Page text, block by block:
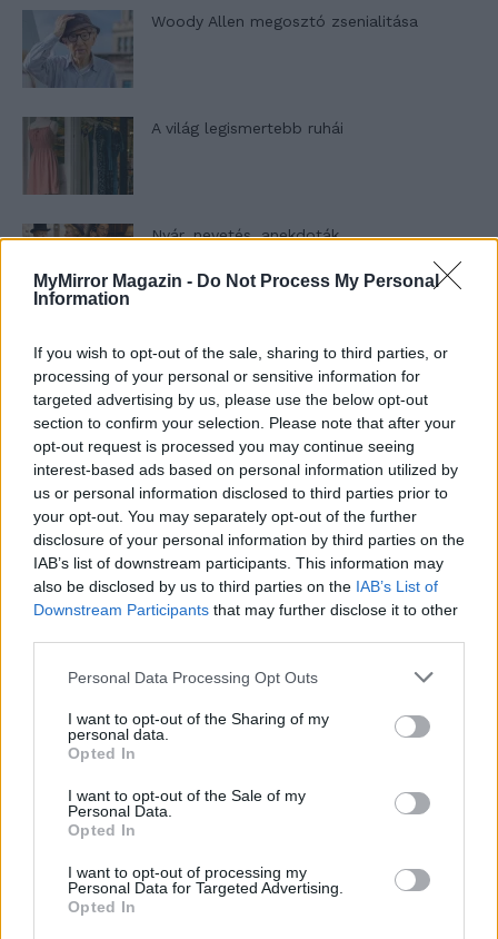
MyMirror Magazin - Do Not Process My Personal
Information
If you wish to opt-out of the sale, sharing to third parties, or
processing of your personal or sensitive information for
targeted advertising by us, please use the below opt-out
section to confirm your selection. Please note that after your
opt-out request is processed you may continue seeing
interest-based ads based on personal information utilized by
us or personal information disclosed to third parties prior to
your opt-out. You may separately opt-out of the further
disclosure of your personal information by third parties on the
IAB’s list of downstream participants. This information may
also be disclosed by us to third parties on the IAB’s List of
Downstream Participants that may further disclose it to other
Personal Data Processing Opt Outs
I want to opt-out of the Sharing of my
personal data.
Opted In
I want to opt-out of the Sale of my
Personal Data.
Opted In
I want to opt-out of processing my
Personal Data for Targeted Advertising.
Opted In
Woody Allen megosztó zsenialitása
A világ legismertebb ruhái
Nyár, nevetés, anekdoták
Képtelenek vagyunk felnőni a felnőtt élet
kihívásaihoz?
Altatógázos rablások Olaszországban
Lyhanna története
rész
T. szereti a fiatal lányokat 13. rész